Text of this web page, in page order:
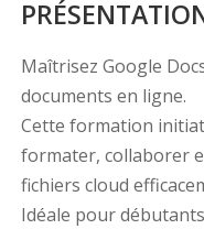
Maîtrisez Google
documents en ligne.
Cette formation
formater, collaborer
fichiers cloud
Idéale pour